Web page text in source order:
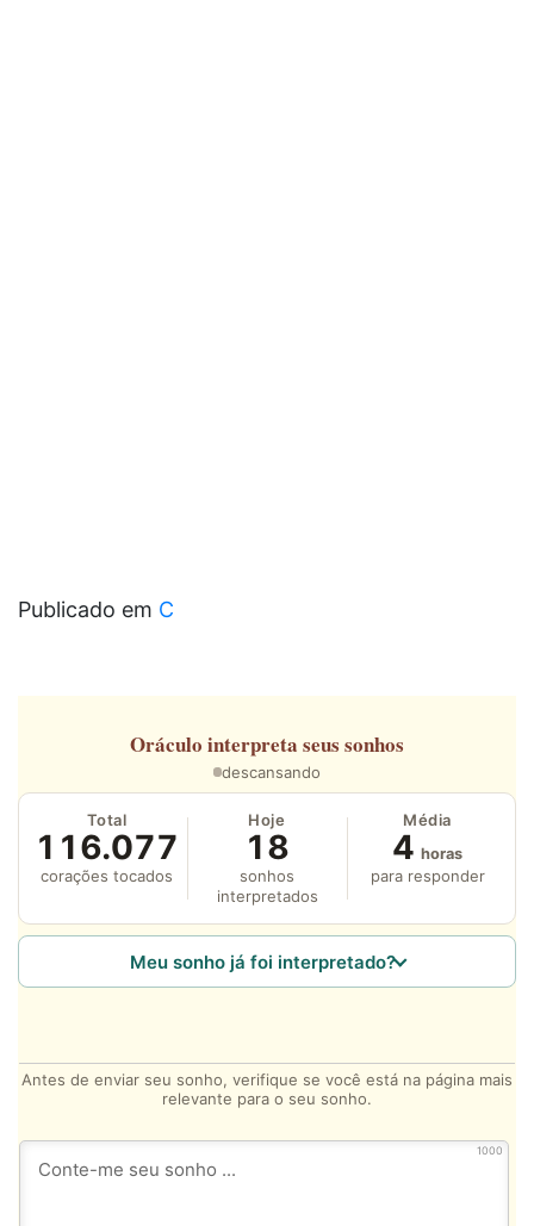
Publicado em C
Oráculo interpreta seus sonhos
descansando
Total
116.077
corações tocados
Hoje
18
sonhos
interpretados
Média
4 horas
para responder
Meu sonho já foi interpretado?
Antes de enviar seu sonho, verifique se você está na página mais
relevante para o seu sonho.
1000